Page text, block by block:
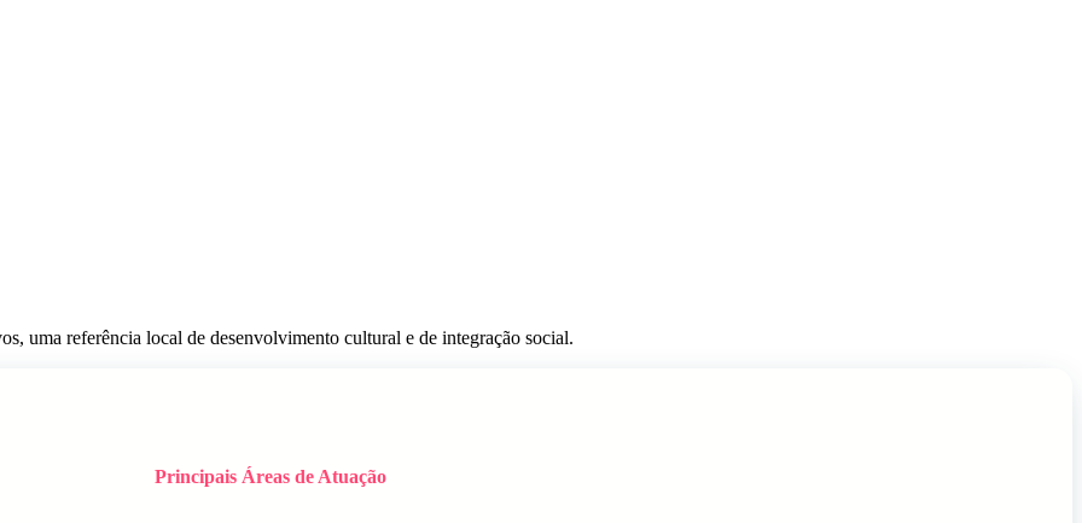
uma referência local de desenvolvimento cultural e de integração social.
Principais Áreas de Atuação